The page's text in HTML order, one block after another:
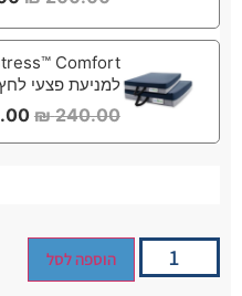
למניעת פצעי לחץ
240.00
₪
הוספה לסל